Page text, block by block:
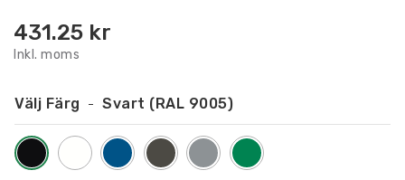
431.25 kr
Inkl. moms
Välj Färg Svart (RAL 9005)